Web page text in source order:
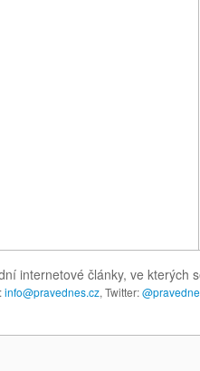
internetové články, ve kterých
info@pravednes.cz, Twitter: